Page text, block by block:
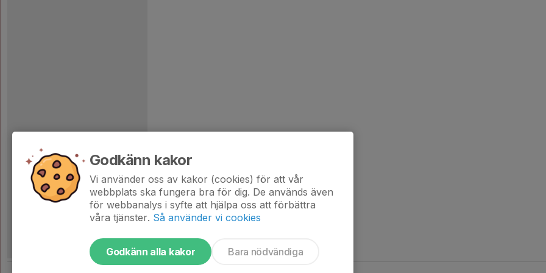
Godkänn kakor
Vi använder oss av kakor (cookies) för att vår
webbplats ska fungera bra för dig. De används även
för webbanalys i syfte att hjälpa oss att förbättra
våra tjänster. Så använder vi cookies
Godkänn alla kakor Bara nödvändiga